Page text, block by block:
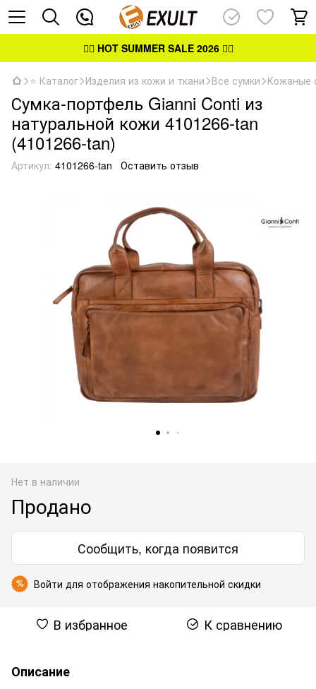
👉🏻 HOT SUMMER SALE 2026👈🏻
⭐ Каталог Изделия из кожи и ткани Все сумки Кожаные
Сумка-портфель Gianni Conti из
натуральной кожи 4101266-tan
(4101266-tan)
Артикул: 4101266-tan Оставить отзыв
Нет в наличии
Продано
Сообщить, когда появится
% Войти для отображения накопительной скидки
В избранное К сравнению
Описание